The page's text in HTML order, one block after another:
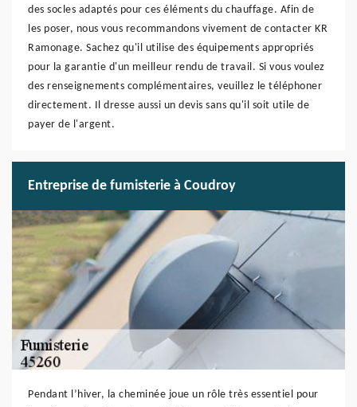
des socles adaptés pour ces éléments du chauffage. Afin de
les poser, nous vous recommandons vivement de contacter KR
Ramonage. Sachez qu'il utilise des équipements appropriés
pour la garantie d'un meilleur rendu de travail. Si vous voulez
des renseignements complémentaires, veuillez le téléphoner
directement. Il dresse aussi un devis sans qu'il soit utile de
payer de l'argent.
Entreprise de fumisterie à Coudroy
Pendant l’hiver, la cheminée joue un rôle très essentiel pour